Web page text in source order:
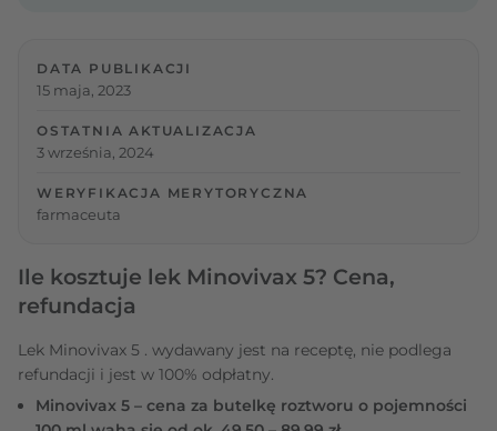
DATA PUBLIKACJI
15 maja, 2023
OSTATNIA AKTUALIZACJA
3 września, 2024
WERYFIKACJA MERYTORYCZNA
farmaceuta
Ile kosztuje lek Minovivax 5? Cena,
refundacja
Lek Minovivax 5 . wydawany jest na receptę, nie podlega
refundacji i jest w 100% odpłatny.
Minovivax 5 – cena za butelkę roztworu o pojemności